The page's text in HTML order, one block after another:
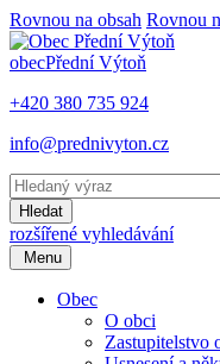
Rovnou na obsah Rovnou
obecPřední Výtoň
+420 380 735 924
info@prednivyton.cz
Hledat
rozšířené vyhledávání
Menu
Obec
O obci
Zastupitelstvo